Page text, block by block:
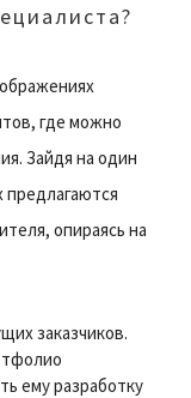
где можно
Зайдя на один
предлагаются
опираясь на
заказчиков.
ему разработку